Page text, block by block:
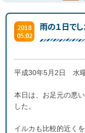
2018
05.02
雨の１日でし
平成30年5月2日 水
本日は、お足元の悪
した。
イルカも比較的近く